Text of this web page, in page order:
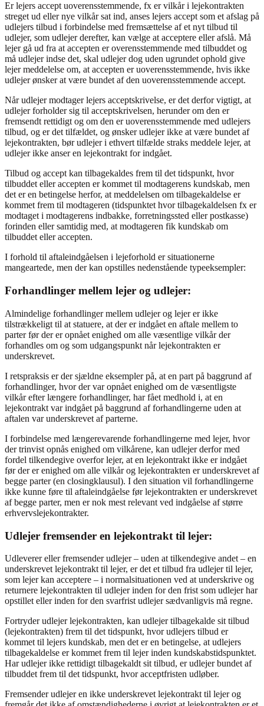
Er lejers accept uoverensstemmende, fx er vilkår i lejekontrakten
streget ud eller nye vilkår sat ind, anses lejers accept som et afslag på
udlejers tilbud i forbindelse med fremsættelse af et nyt tilbud til
udlejer, som udlejer derefter, kan vælge at acceptere eller afslå. Må
lejer gå ud fra at accepten er overensstemmende med tilbuddet og
må udlejer indse det, skal udlejer dog uden ugrundet ophold give
lejer meddelelse om, at accepten er uoverensstemmende, hvis ikke
udlejer ønsker at være bundet af den uoverensstemmende accept.
Når udlejer modtager lejers acceptskrivelse, er det derfor vigtigt, at
udlejer forholder sig til acceptskrivelsen, herunder om den er
fremsendt rettidigt og om den er uoverensstemmende med udlejers
tilbud, og er det tilfældet, og ønsker udlejer ikke at være bundet af
lejekontrakten, bør udlejer i ethvert tilfælde straks meddele lejer, at
udlejer ikke anser en lejekontrakt for indgået.
Tilbud og accept kan tilbagekaldes frem til det tidspunkt, hvor
tilbuddet eller accepten er kommet til modtagerens kundskab, men
det er en betingelse herfor, at meddelelsen om tilbagekaldelse er
kommet frem til modtageren (tidspunktet hvor tilbagekaldelsen fx er
modtaget i modtagerens indbakke, forretningssted eller postkasse)
forinden eller samtidig med, at modtageren fik kundskab om
tilbuddet eller accepten.
I forhold til aftaleindgåelsen i lejeforhold er situationerne
mangeartede, men der kan opstilles nedenstående typeeksempler:
Forhandlinger mellem lejer og udlejer:
Almindelige forhandlinger mellem udlejer og lejer er ikke
tilstrækkeligt til at statuere, at der er indgået en aftale mellem to
parter før der er opnået enighed om alle væsentlige vilkår der
forhandles om og som udgangspunkt når lejekontrakten er
underskrevet.
I retspraksis er der sjældne eksempler på, at en part på baggrund af
forhandlinger, hvor der var opnået enighed om de væsentligste
vilkår efter længere forhandlinger, har fået medhold i, at en
lejekontrakt var indgået på baggrund af forhandlingerne uden at
aftalen var underskrevet af parterne.
I forbindelse med længerevarende forhandlingerne med lejer, hvor
der trinvist opnås enighed om vilkårene, kan udlejer derfor med
fordel tilkendegive overfor lejer, at en lejekontrakt ikke er indgået
før der er enighed om alle vilkår og lejekontrakten er underskrevet af
begge parter (en closingklausul). I den situation vil forhandlingerne
ikke kunne føre til aftaleindgåelse før lejekontrakten er underskrevet
af begge parter, men er nok mest relevant ved indgåelse af større
erhvervslejekontrakter.
Udlejer fremsender en lejekontrakt til lejer:
Udleverer eller fremsender udlejer – uden at tilkendegive andet – en
underskrevet lejekontrakt til lejer, er det et tilbud fra udlejer til lejer,
som lejer kan acceptere – i normalsituationen ved at underskrive og
returnere lejekontrakten til udlejer inden for den frist som udlejer har
opstillet eller inden for den svarfrist udlejer sædvanligvis må regne.
Fortryder udlejer lejekontrakten, kan udlejer tilbagekalde sit tilbud
(lejekontrakten) frem til det tidspunkt, hvor udlejers tilbud er
kommet til lejers kundskab, men det er en betingelse, at udlejers
tilbagekaldelse er kommet frem til lejer inden kundskabstidspunktet.
Har udlejer ikke rettidigt tilbagekaldt sit tilbud, er udlejer bundet af
tilbuddet frem til det tidspunkt, hvor acceptfristen udløber.
Fremsender udlejer en ikke underskrevet lejekontrakt til lejer og